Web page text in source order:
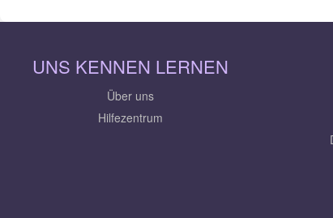
UNS KENNEN LERNEN
Über uns
Hilfezentrum